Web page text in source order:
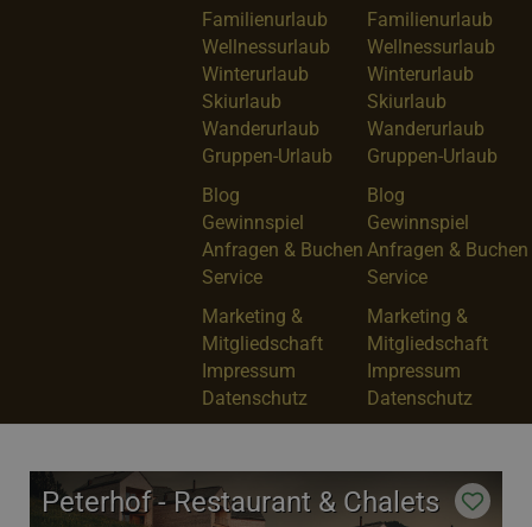
Familienurlaub
Wellnessurlaub
Winterurlaub
Skiurlaub
Wanderurlaub
Gruppen-Urlaub
Blog
Gewinnspiel
Anfragen & Buchen
Service
Marketing &
Mitgliedschaft
Impressum
Datenschutz
Familienurlaub
Wellnessurlaub
Winterurlaub
Skiurlaub
Wanderurlaub
Gruppen-Urlaub
Blog
Gewinnspiel
Anfragen & Buchen
Service
Marketing &
Mitgliedschaft
Impressum
Datenschutz
Peterhof - Restaurant & Chalets